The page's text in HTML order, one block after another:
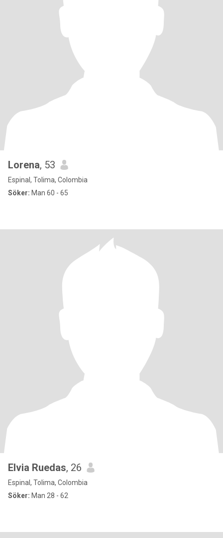
Lorena, 53
Espinal, Tolima, Colombia
Söker: Man 60 - 65
Elvia Ruedas, 26
Espinal, Tolima, Colombia
Söker: Man 28 - 62